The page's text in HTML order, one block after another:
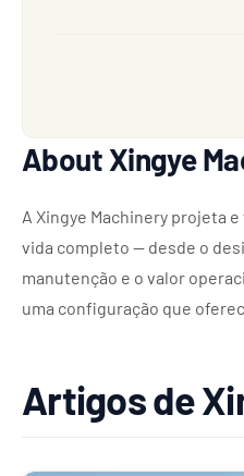
About Xingye
A Xingye Machinery projeta
vida completo — desde o
manutenção e o valor
uma configuração que
Artigos de